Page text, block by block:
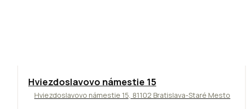
ODPORÚČAME
Hviezdoslavovo námestie 15
Hviezdoslavovo námestie 15, 81102 Bratislava-Staré Mesto